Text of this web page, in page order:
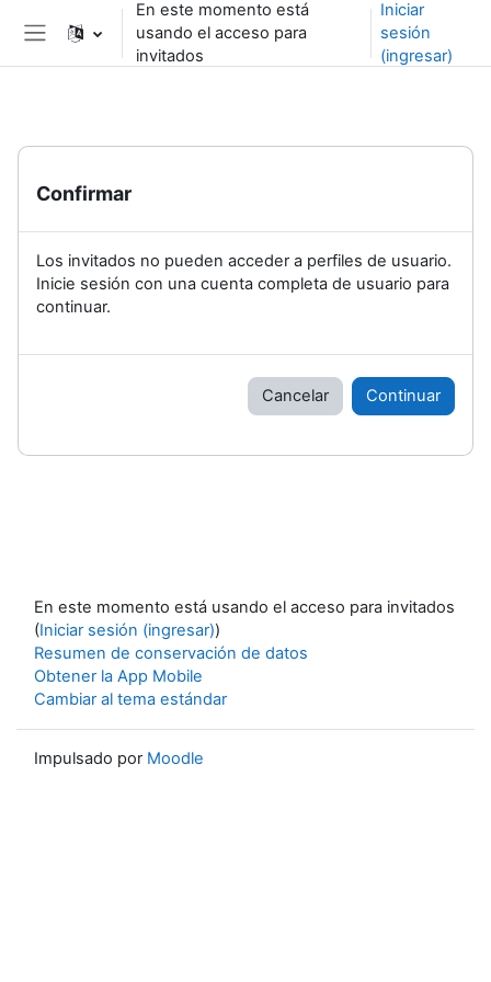
Saltar al contenido principal
Pánel lateral
En este momento está
usando el acceso para
invitados
Iniciar
sesión
(ingresar)
Confirmar
Los invitados no pueden acceder a perfiles de usuario.
Inicie sesión con una cuenta completa de usuario para
continuar.
Cancelar Continuar
En este momento está usando el acceso para invitados
(Iniciar sesión (ingresar))
Resumen de conservación de datos
Obtener la App Mobile
Cambiar al tema estándar
Impulsado por Moodle